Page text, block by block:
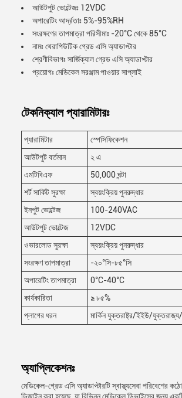
আউটপুট ভোল্টেজঃ 12VDC
অপারেটিং আর্দ্রতাঃ 5%-95%RH
সংরক্ষণের তাপমাত্রা পরিসীমাঃ -20°C থেকে 85°C
নামঃ থেরাপিউটিক গ্রেড এসি অ্যাডাপ্টার
শ্রেণীবিভাগঃ সার্জিক্যাল গ্রেড এসি অ্যাডাপ্টার
প্রয়োগঃ মেডিকেল সরঞ্জাম পাওয়ার সাপ্লাই
টেকনিক্যাল প্যারামিটারঃ
প্যারামিটার
স্পেসিফিকেশন
আউটপুট বর্তমান
২ এ
এমটিবিএফ
50,000 ঘন্টা
শর্ট সার্কিট সুরক্ষা
স্বয়ংক্রিয় পুনরুদ্ধার
ইনপুট ভোল্টেজ
100-240VAC
আউটপুট ভোল্টেজ
12VDC
ওভারলোড সুরক্ষা
স্বয়ংক্রিয় পুনরুদ্ধার
সংরক্ষণ তাপমাত্রা
-২০°সি-৮৫°সি
অপারেটিং তাপমাত্রা
0°C-40°C
কার্যকারিতা
≥ ৮৫%
প্লাগের ধরন
মার্কিন যুক্তরাষ্ট্র/ইইউ/
অ্যাপ্লিকেশনঃ
মেডিকেল-গ্রেড এসি অ্যাডাপ্টারটি স্বাস্থ্যসেবা পরিবেশের